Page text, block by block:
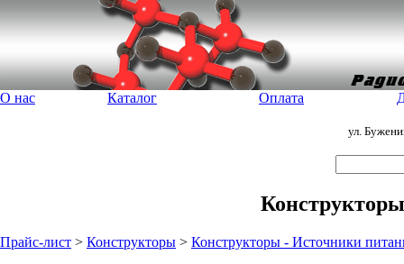
О нас Каталог Оплата
ул.
Прайс-лист > Конструкторы > Конструкторы - Источники